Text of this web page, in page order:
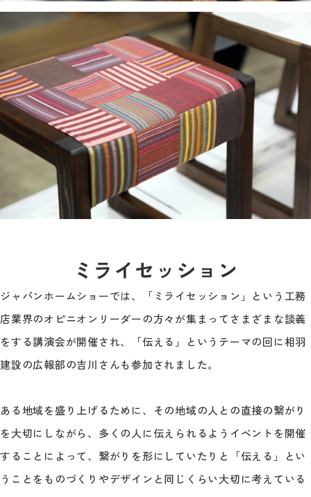
ミライセッション
ジャパンホームショーでは、「ミライセッション」という工務
店業界のオピニオンリーダーの方々が集まってさまざまな談義
をする講演会が開催され、「伝える」というテーマの回に相羽
建設の広報部の吉川さんも参加されました。
ある地域を盛り上げるために、その地域の人との直接の繋がり
を大切にしながら、多くの人に伝えられるようイベントを開催
することによって、繋がりを形にしていたりと「伝える」とい
うことをものづくりやデザインと同じくらい大切に考えている